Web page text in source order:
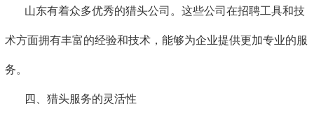
山东有着众多优秀的猎头公司。这些公司在招聘工具和技
术方面拥有丰富的经验和技术，能够为企业提供更加专业的服
务。
四、猎头服务的灵活性